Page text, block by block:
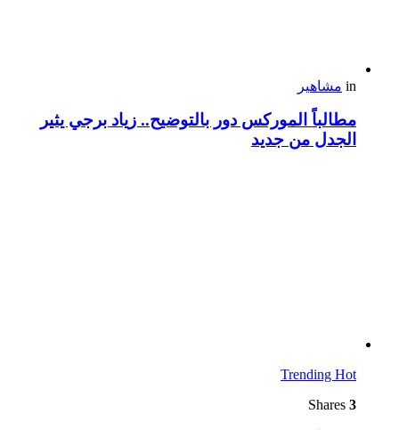
in مشاهير
مطالباً الموركس دور بالتوضيح.. زياد برجي يثير
الجدل من جديد
Trending Hot
3